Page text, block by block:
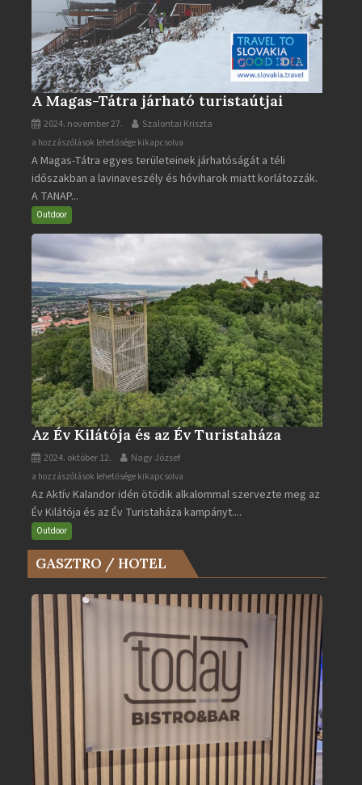
A Magas-Tátra járható turistaútjai
2024. november 27. Szalontai Kriszta
A
Magas-
Tátra
járható
turistaútjai
a hozzászólások lehetősége kikapcsolva
A Magas-Tátra egyes területeinek járhatóságát a téli
időszakban a lavinaveszély és hóviharok miatt korlátozzák.
A TANAP...
Outdoor
Az Év Kilátója és az Év Turistaháza
2024. október 12. Nagy József
Az
Év
Kilátója
és
az
Év
bejegyzéshez
a hozzászólások lehetősége kikapcsolva
Az Aktív Kalandor idén ötödik alkalommal szervezte meg az
Év Kilátója és az Év Turistaháza kampányt....
Outdoor
GASZTRO / HOTEL